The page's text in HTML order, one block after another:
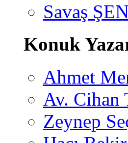
Savaş
Konuk
Ahmet
Av. Cihan
Zeynep